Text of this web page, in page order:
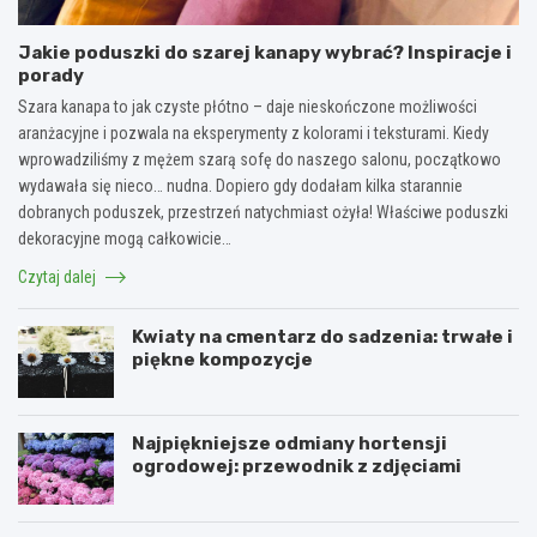
Jakie poduszki do szarej kanapy wybrać? Inspiracje i
porady
Szara kanapa to jak czyste płótno – daje nieskończone możliwości
aranżacyjne i pozwala na eksperymenty z kolorami i teksturami. Kiedy
wprowadziliśmy z mężem szarą sofę do naszego salonu, początkowo
wydawała się nieco… nudna. Dopiero gdy dodałam kilka starannie
dobranych poduszek, przestrzeń natychmiast ożyła! Właściwe poduszki
dekoracyjne mogą całkowicie…
Czytaj dalej
Kwiaty na cmentarz do sadzenia: trwałe i
piękne kompozycje
Najpiękniejsze odmiany hortensji
ogrodowej: przewodnik z zdjęciami